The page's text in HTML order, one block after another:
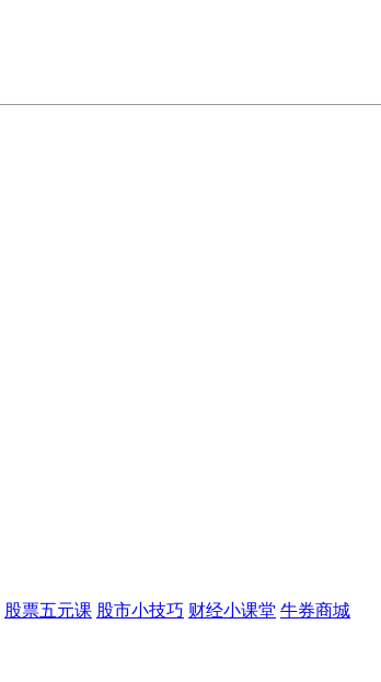
股票五元课 股市小技巧 财经小课堂 牛券商城